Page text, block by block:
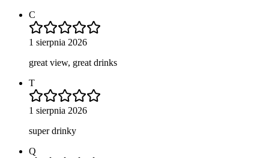
C
1 sierpnia 2026
great view, great drinks
T
1 sierpnia 2026
super drinky
Q